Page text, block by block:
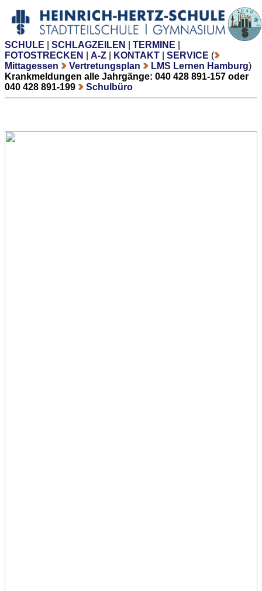
SCHULE SCHLAGZEILEN TERMINE
FOTOSTRECKEN
A-Z KONTAKT SERVICE (
Mittagessen
Vertretungsplan LMS Lernen Hamburg)
Krankmeldungen alle Jahrgänge: 040 428 891-157 oder
040 428 891-199
Schulbüro